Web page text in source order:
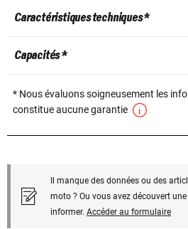
Caractéristiques techniques *
Capacités *
* Nous évaluons soigneusement les
constitue aucune garantie
Il manque des données ou des
moto ? Ou vous avez découvert
informer. Accéder au formulaire